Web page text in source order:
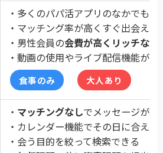
・多くのパパ活アプリのなかでも
・マッチング率が高くすぐ出会える
・男性会員の会費が高くリッチなパ
・動画の使用やライブ配信機能があ
食事のみ 大人あり
・ マッチングなしでメッセージが送
・カレンダー機能でその日に合え
・会う目的を絞って検索できる